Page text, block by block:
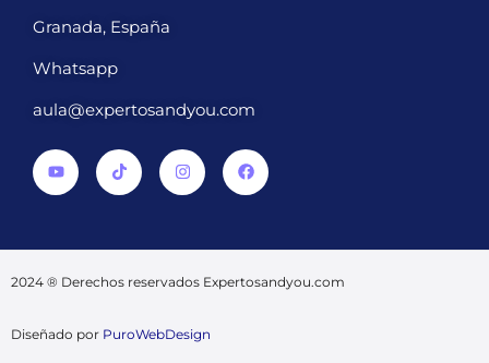
Granada, España
Whatsapp
aula@expertosandyou.com
2024 ® Derechos reservados Expertosandyou.com
Diseñado por PuroWebDesign